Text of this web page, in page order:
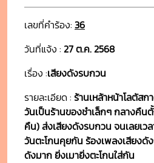
เลขที่คำร้อง: 36
วันที่แจ้ง : 27 ต.ค. 2568
เรื่อง :เสียงดังรบกวน
รายละเอียด : ร้านเหล้าหน้าโลตัส
วันเป็นร้านของชำเล็กๆ กลางคื
คืน) ส่งเสียงดังรบกวน จนเลยเว
วันตะโกนคุยกัน ร้องเพลงเสียง
ดังมาก ยิ่งเมายิ่งตะโกนใส่กัน